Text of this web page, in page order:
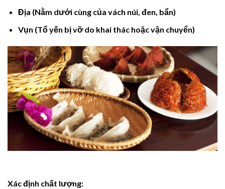
Địa (Nằm dưới cùng của vách núi, đen, bẩn)
Vụn (Tổ yến bị vỡ do khai thác hoặc vận chuyển)
Xác định chất lượng: